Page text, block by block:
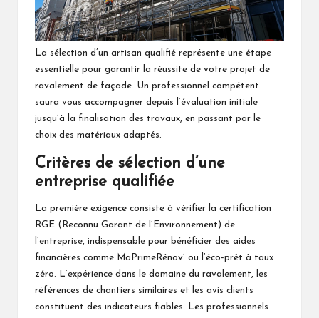
La sélection d’un artisan qualifié représente une étape
essentielle pour garantir la réussite de votre projet de
ravalement de façade. Un professionnel compétent
saura vous accompagner depuis l’évaluation initiale
jusqu’à la finalisation des travaux, en passant par le
choix des matériaux adaptés.
Critères de sélection d’une
entreprise qualifiée
La première exigence consiste à vérifier la certification
RGE (Reconnu Garant de l’Environnement) de
l’entreprise, indispensable pour bénéficier des aides
financières comme MaPrimeRénov’ ou l’éco-prêt à taux
zéro. L’expérience dans le domaine du ravalement, les
références de chantiers similaires et les avis clients
constituent des indicateurs fiables. Les professionnels